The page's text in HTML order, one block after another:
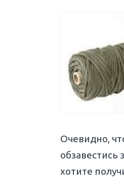
Очевидно,
хотите